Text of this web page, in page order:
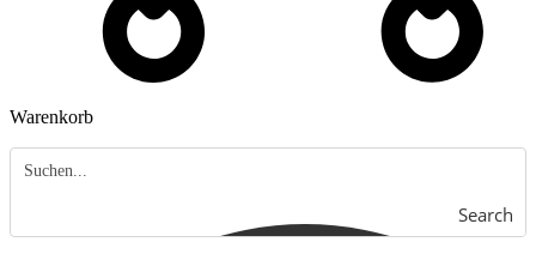
Warenkorb
Search